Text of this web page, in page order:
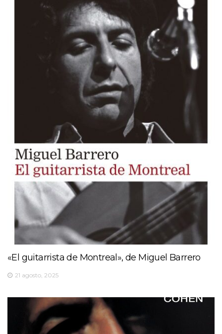
«El guitarrista de Montreal», de Miguel Barrero
21 agosto, 2025